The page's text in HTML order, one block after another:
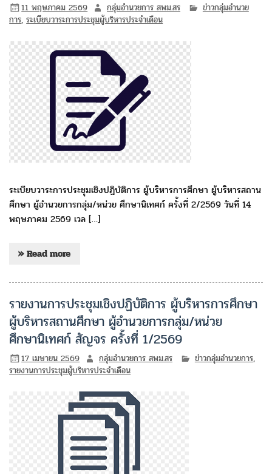
11 พฤษภาคม 2569 กลุ่มอำนวยการ สพม.สร
ข่าวกลุ่มอำนวย
การ,ระเบียบวาระการประชุมผู้บริหารประจำเดือน
ระเบียบวาระการประชุมเชิงปฏิบัติการ ผู้บริหารการศึกษา ผู้บริหารสถาน
ศึกษา ผู้อำนวยการกลุ่ม/หน่วย ศึกษานิเทศก์ ครั้งที่ 2/2569 วันที่ 14
พฤษภาคม 2569 เวล […]
» Read more
รายงานการประชุมเชิงปฏิบัติการ ผู้บริหารการศึกษา
ผู้บริหารสถานศึกษา ผู้อำนวยการกลุ่ม/หน่วย
ศึกษานิเทศก์ สัญจร ครั้งที่ 1/2569
17 เมษายน 2569 กลุ่มอำนวยการ สพม.สร ข่าวกลุ่มอำนวยการ,
รายงานการประชุมผู้บริหารประจำเดือน